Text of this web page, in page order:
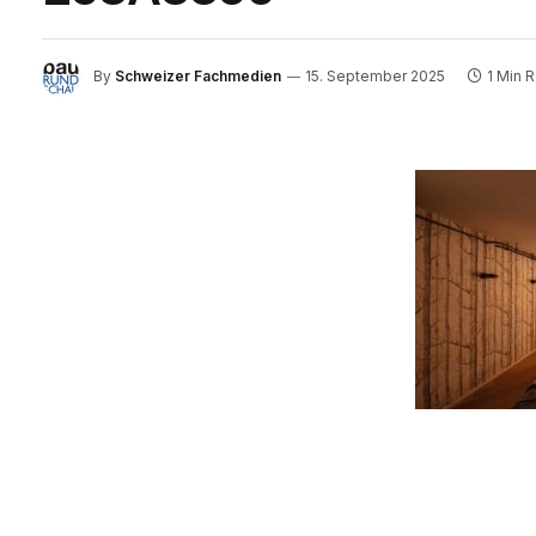
By Schweizer Fachmedien 15. September 2025 1 Min